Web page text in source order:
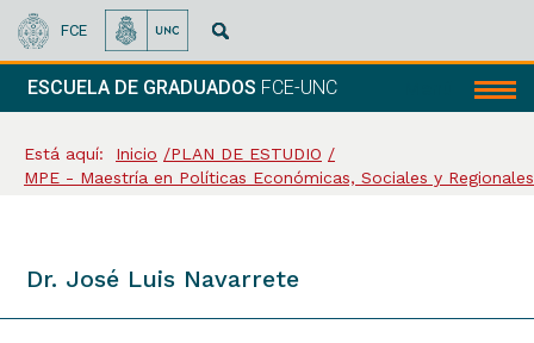
FCE
ESCUELA DE GRADUADOS FCE-UNC
Está aquí: Inicio
PLAN DE ESTUDIO
MPE - Maestría en Políticas Económicas, Sociales y Regionales
Dr. José Luis Navarrete